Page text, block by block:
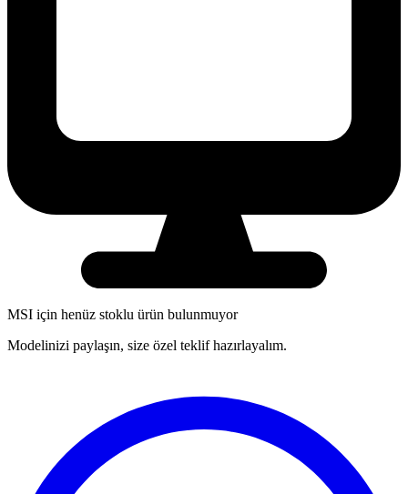
MSI için henüz stoklu ürün bulunmuyor
Modelinizi paylaşın, size özel teklif hazırlayalım.